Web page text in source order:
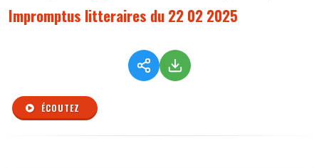
Impromptus litteraires du 22 02 2025
ÉCOUTEZ